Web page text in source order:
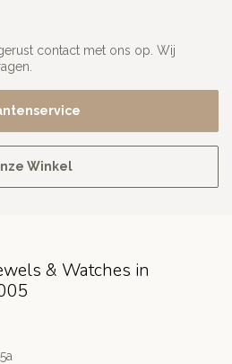
contact met ons op. Wij
Winkel
& Watches in